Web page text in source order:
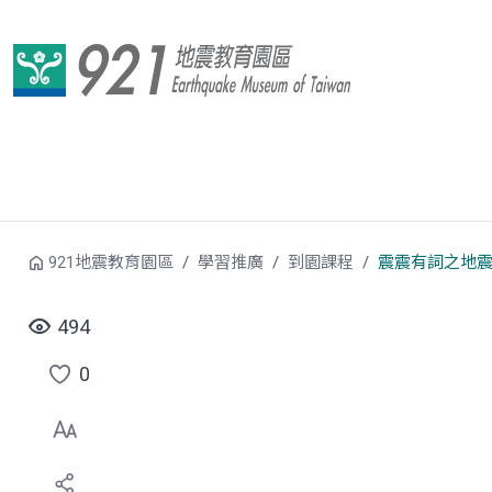
921地震教育園區 學習推廣 到園課程 震震有詞之地
494
點
選
喜
0